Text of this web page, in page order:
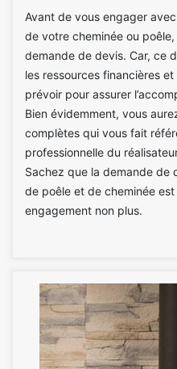
Avant de vous engager
de votre cheminée ou
demande de devis. Car, ce
les ressources financières
prévoir pour assurer
Bien évidemment, vous
complètes qui vous fait
professionnelle du
Sachez que la demande de
de poêle et de cheminée
engagement non plus.